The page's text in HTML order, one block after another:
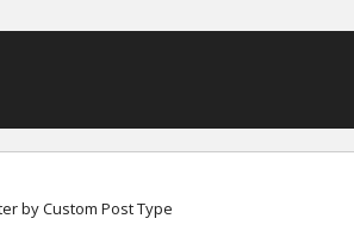
by Custom Post Type